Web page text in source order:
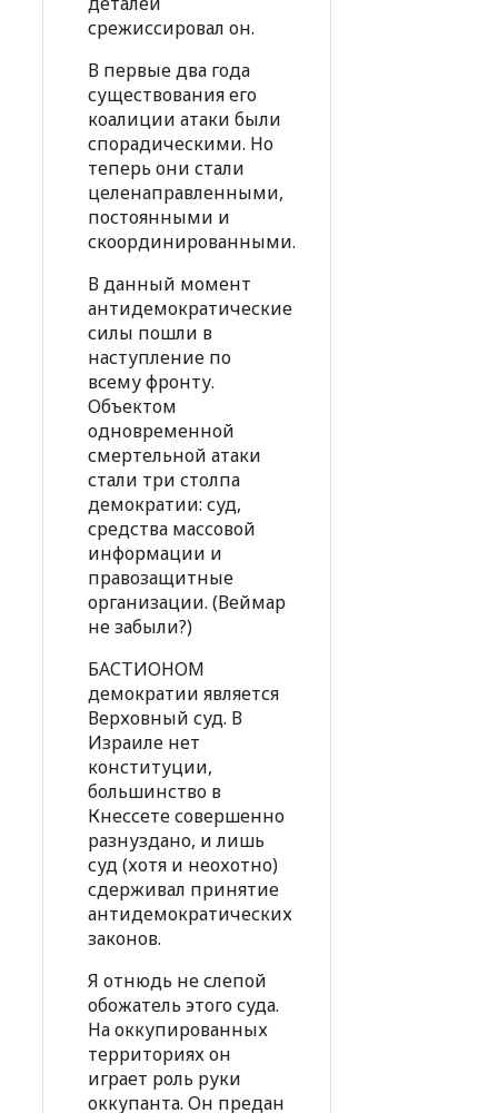
срежиссировал он.
В первые два года
существования его
коалиции атаки были
спорадическими. Но
теперь они стали
целенаправленными,
постоянными и
скоординированными.
В данный момент
антидемократические
силы пошли в
наступление по
всему фронту.
Объектом
одновременной
смертельной атаки
стали три столпа
демократии: суд,
средства массовой
информации и
правозащитные
организации. (Веймар
не забыли?)
БАСТИОНОМ
демократии является
Верховный суд. В
Израиле нет
конституции,
большинство в
Кнессете совершенно
разнуздано, и лишь
суд (хотя и неохотно)
сдерживал принятие
антидемократических
законов.
Я отнюдь не слепой
обожатель этого суда.
На оккупированных
территориях он
играет роль руки
оккупанта. Он предан